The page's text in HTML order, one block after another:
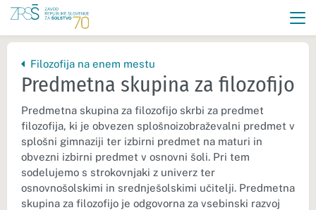
Nazaj na vrhnjo stran:
Filozofija na enem mestu
Predmetna skupina za filozofijo
Predmetna skupina za filozofijo skrbi za predmet
filozofija, ki je obvezen splošnoizobraževalni predmet v
splošni gimnaziji ter izbirni predmet na maturi in
obvezni izbirni predmet v osnovni šoli. Pri tem
sodelujemo s strokovnjaki z univerz ter
osnovnošolskimi in srednješolskimi učitelji. Predmetna
skupina za filozofijo je odgovorna za vsebinski razvoj